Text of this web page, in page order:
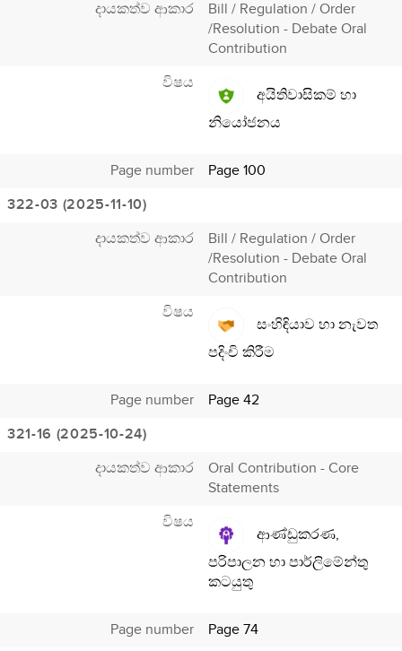
දායකත්ව ආකාර
Bill / Regulation / Order
/Resolution - Debate Oral
Contribution
විෂය
අයිතිවාසිකම් හා
නියෝජනය
Page number
Page 100
322-03 (2025-11-10)
දායකත්ව ආකාර
Bill / Regulation / Order
/Resolution - Debate Oral
Contribution
විෂය
සංහිඳියාව හා නැවත
පදිංචි කිරීම
Page number
Page 42
321-16 (2025-10-24)
දායකත්ව ආකාර
Oral Contribution - Core
Statements
විෂය
ආණ්ඩුකරණ,
පරිපාලන හා පාර්ලිමේන්තු
කටයුතු
Page number
Page 74